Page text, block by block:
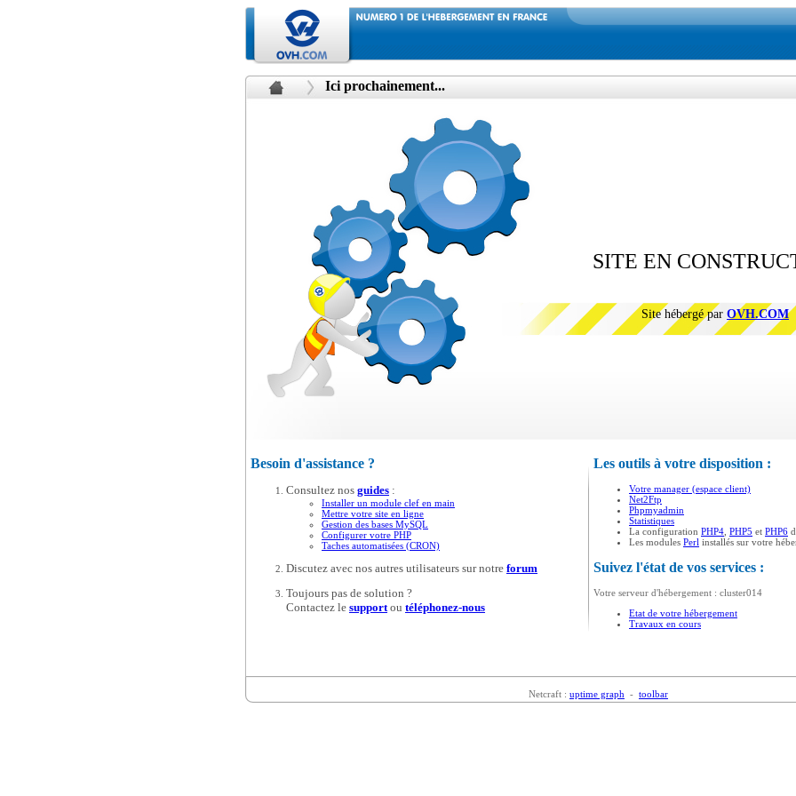
Ici prochainement...
SITE EN
Site hébergé par OVH.COM
Besoin d'assistance ?
Consultez nos guides :
Installer un module clef en main
Mettre votre site en ligne
Gestion des bases MySQL
Configurer votre PHP
Taches automatisées (CRON)
Discutez avec nos autres utilisateurs sur notre forum
Toujours pas de solution ?
Contactez le supportou téléphonez-nous
Les outils à votre disposition :
Votre manager (espace client)
Net2Ftp
Phpmyadmin
Statistiques
La configuration PHP4 PHP5 et PHP6
Les modules Perl installés sur votre
Suivez l'état de vos services :
Votre serveur d'hébergement : cluster014
Etat de votre hébergement
Travaux en cours
Netcraft : uptime graph - toolbar